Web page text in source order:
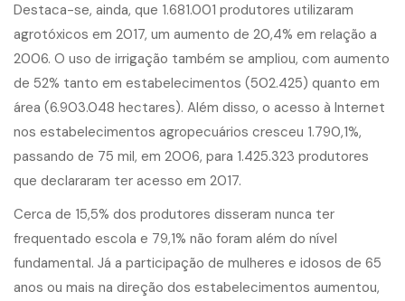
Destaca-se, ainda, que 1.681.001 produtores utilizaram
agrotóxicos em 2017, um aumento de 20,4% em relação a
2006. O uso de irrigação também se ampliou, com aumento
de 52% tanto em estabelecimentos (502.425) quanto em
área (6.903.048 hectares). Além disso, o acesso à Internet
nos estabelecimentos agropecuários cresceu 1.790,1%,
passando de 75 mil, em 2006, para 1.425.323 produtores
que declararam ter acesso em 2017.
Cerca de 15,5% dos produtores disseram nunca ter
frequentado escola e 79,1% não foram além do nível
fundamental. Já a participação de mulheres e idosos de 65
anos ou mais na direção dos estabelecimentos aumentou,